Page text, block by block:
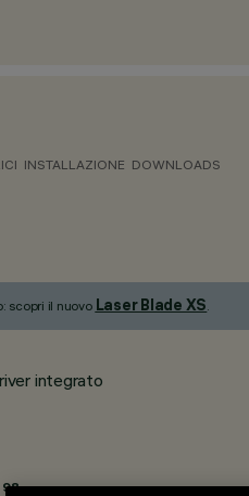
INSTALLAZIONE DOWNLOADS
scopri il nuovo Laser Blade XS.
integrato
98